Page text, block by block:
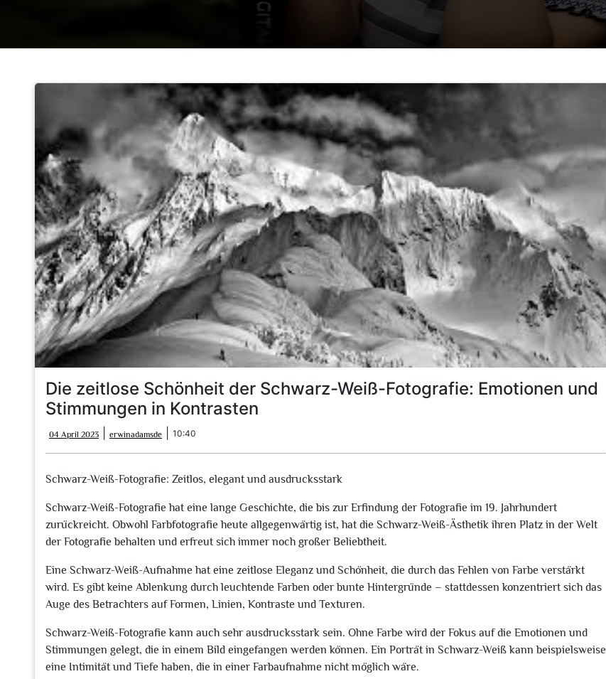
Die zeitlose Schönheit der Schwarz-Weiß-Fotografie: Emotionen und
Stimmungen in Kontrasten
04 April 2023
April
2023
erwinadamsde erwinadamsde
10:40
Schwarz-Weiß-Fotografie: Zeitlos, elegant und ausdrucksstark
Schwarz-Weiß-Fotografie hat eine lange Geschichte, die bis zur Erfindung der Fotografie im 19. Jahrhundert
zurückreicht. Obwohl Farbfotografie heute allgegenwärtig ist, hat die Schwarz-Weiß-Ästhetik ihren Platz in der Welt
der Fotografie behalten und erfreut sich immer noch großer Beliebtheit.
Eine Schwarz-Weiß-Aufnahme hat eine zeitlose Eleganz und Schönheit, die durch das Fehlen von Farbe verstärkt
wird. Es gibt keine Ablenkung durch leuchtende Farben oder bunte Hintergründe – stattdessen konzentriert sich das
Auge des Betrachters auf Formen, Linien, Kontraste und Texturen.
Schwarz-Weiß-Fotografie kann auch sehr ausdrucksstark sein. Ohne Farbe wird der Fokus auf die Emotionen und
Stimmungen gelegt, die in einem Bild eingefangen werden können. Ein Porträt in Schwarz-Weiß kann beispielsweise
eine Intimität und Tiefe haben, die in einer Farbaufnahme nicht möglich wäre.